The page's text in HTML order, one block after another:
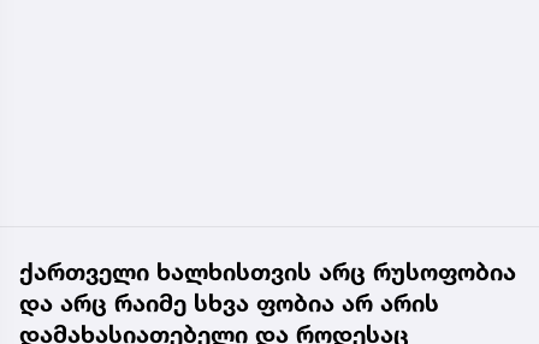
ქართველი ხალხისთვის არც რუსოფობია
და არც რაიმე სხვა ფობია არ არის
დამახასიათებელი და როდესაც